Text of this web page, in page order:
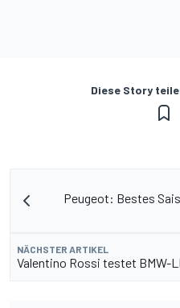
Diese Story
Peugeot: Bestes
NÄCHSTER ARTIKEL
Valentino Rossi testet BMW-